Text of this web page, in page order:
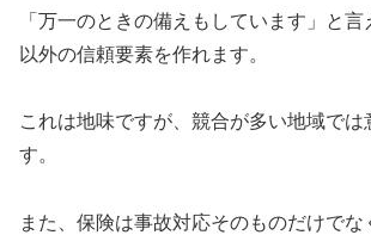
「万一のときの備えもしています」と
以外の信頼要素を作れます。
これは地味ですが、競合が多い地域では
す。
また、保険は事故対応そのものだけで